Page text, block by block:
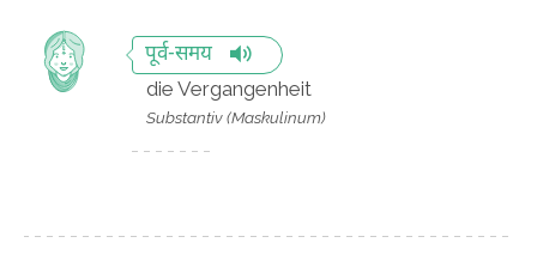
पूर्व-समय
die Vergangenheit
Substantiv (Maskulinum)